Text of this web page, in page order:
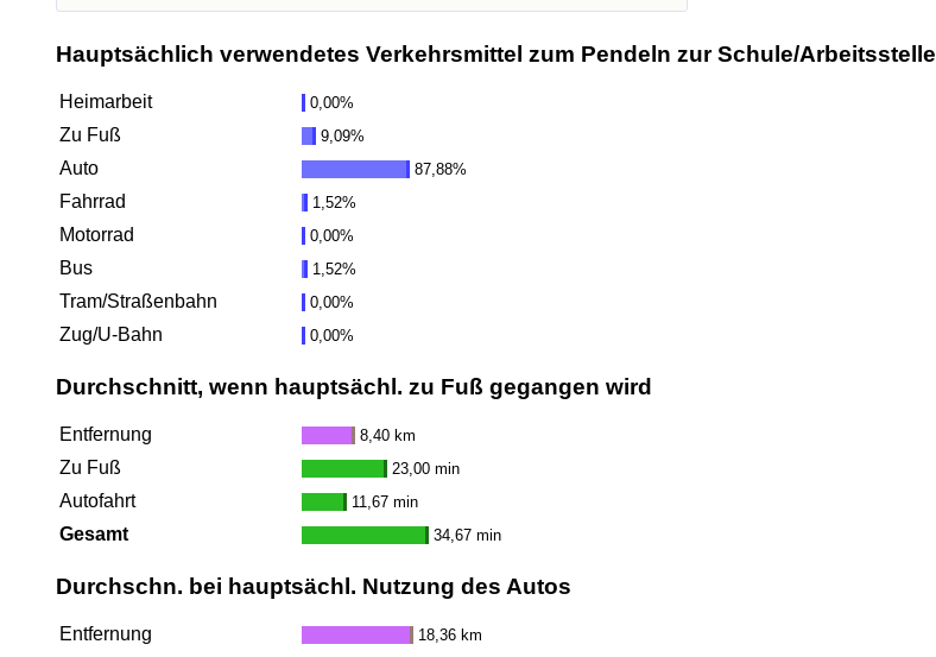
Hauptsächlich verwendetes Verkehrsmittel zum Pendeln zur Schule/Arbeitsstelle
Heimarbeit 0,00%
Zu Fuß 9,09%
Auto 87,88%
Fahrrad 1,52%
Motorrad 0,00%
Bus 1,52%
Tram/Straßenbahn 0,00%
Zug/U-Bahn 0,00%
Durchschnitt, wenn hauptsächl. zu Fuß gegangen wird
Entfernung 8,40 km
Zu Fuß 23,00 min
Autofahrt 11,67 min
Gesamt 34,67 min
Durchschn. bei hauptsächl. Nutzung des Autos
Entfernung 18,36 km